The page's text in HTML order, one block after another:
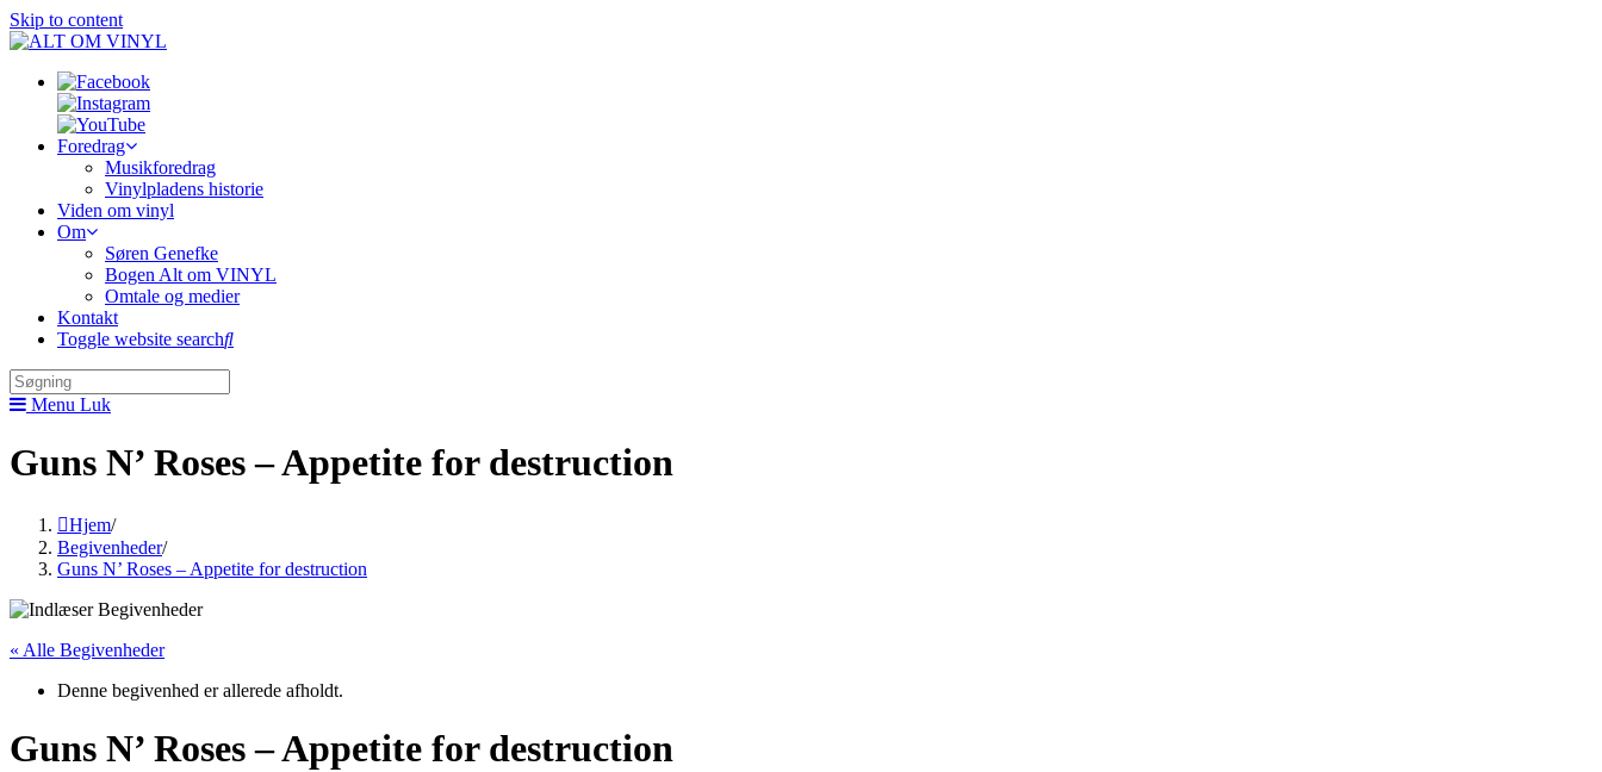
Skip to content
Foredrag
Musikforedrag
Vinylpladens historie
Viden om vinyl
Om
Søren Genefke
Bogen Alt om VINYL
Omtale og medier
Kontakt
Toggle website search
Menu Luk
Guns N’ Roses – Appetite for destruction
Hjem/
Begivenheder/
Guns N’ Roses – Appetite for destruction
« Alle Begivenheder
Denne begivenhed er allerede afholdt.
Guns N’ Roses – Appetite for destruction